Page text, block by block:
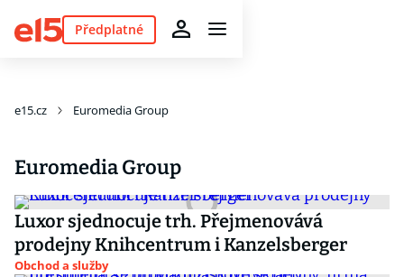
Předplatné
e15.cz Euromedia Group
Euromedia Group
Luxor sjednocuje trh. Přejmenovává
prodejny Knihcentrum i Kanzelsberger
Obchod a služby